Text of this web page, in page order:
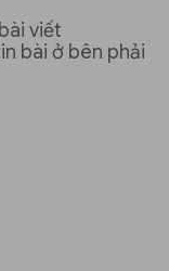
viết
bài ở bên phải